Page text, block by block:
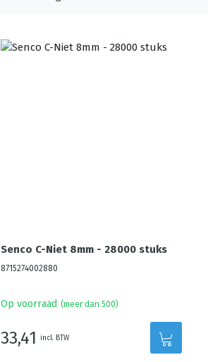
Senco C-Niet 8mm - 28000 stuks
8715274002880
Op voorraad (meer dan 500)
33,41 incl. BTW